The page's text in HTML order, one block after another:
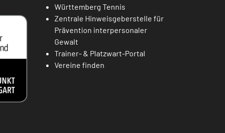
Württemberg Tennis
Zentrale Hinweisgeberstelle für
Prävention interpersonaler
Gewalt
Trainer- & Platzwart-Portal
Vereine finden